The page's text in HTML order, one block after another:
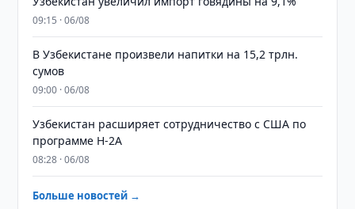
09:15 · 06/08
В Узбекистане произвели напитки на 15,2 трлн.
сумов
09:00 · 06/08
Узбекистан расширяет сотрудничество с США по
программе H-2A
08:28 · 06/08
Больше новостей →